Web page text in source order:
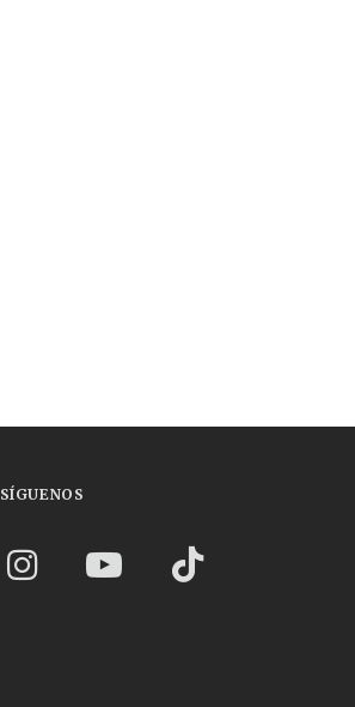
SÍGUENOS